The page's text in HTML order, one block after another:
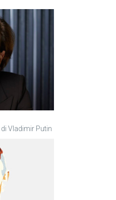
Vladimir Putin